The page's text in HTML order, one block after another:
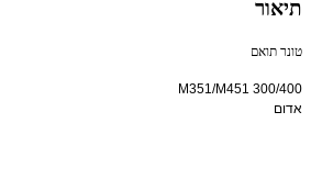
תיאור
טונר תואם
300/400 M351/M451
אדום